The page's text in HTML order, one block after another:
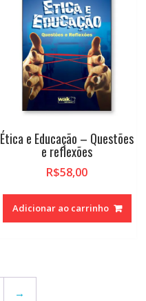
Ética e Educação – Questões
e reflexões
R$58,00
Adicionar ao carrinho
→